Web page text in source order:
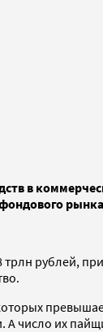
в
рынка
рублей,
число их